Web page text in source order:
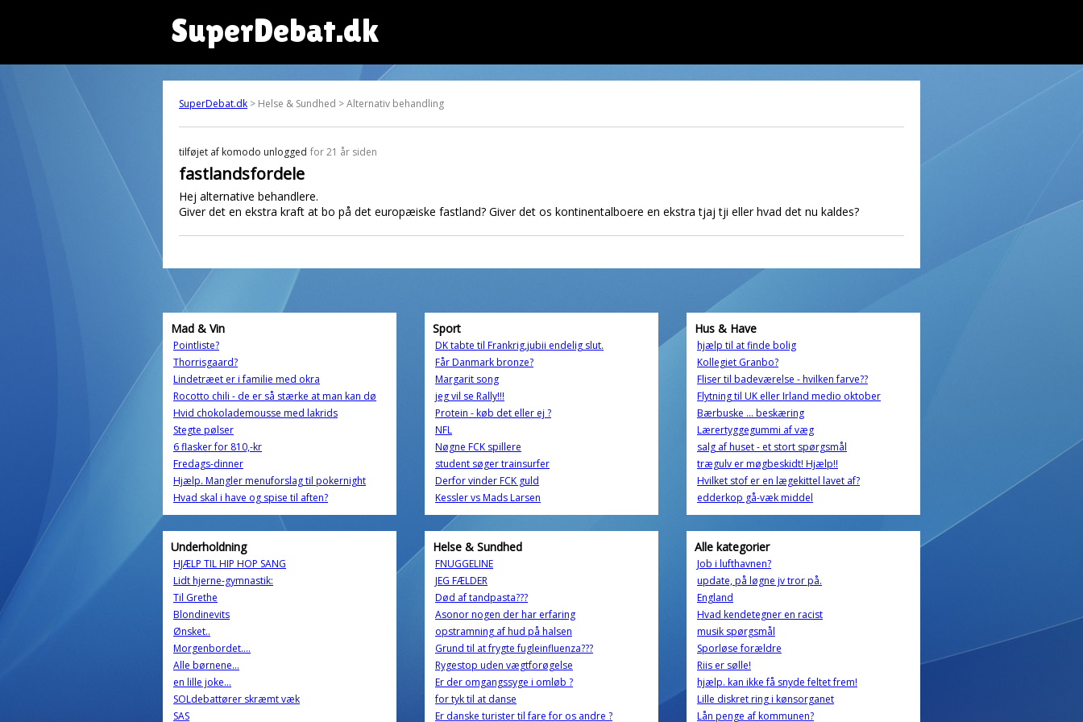
SuperDebat.dk
SuperDebat.dk > Helse & Sundhed > Alternativ behandling
tilføjet af komodo unlogged for 21 år siden
fastlandsfordele
Hej alternative behandlere.
Giver det en ekstra kraft at bo på det europæiske fastland? Giver det os kontinentalboere en ekstra tjaj tji eller hvad det nu kaldes?
Mad & Vin
Pointliste?
Thorrisgaard?
Lindetræet er i familie med okra
Rocotto chili - de er så stærke at man kan dø
Hvid chokolademousse med lakrids
Stegte pølser
6 flasker for 810,-kr
Fredags-dinner
Hjælp. Mangler menuforslag til pokernight
Hvad skal i have og spise til aften?
Sport
DK tabte til Frankrig,jubii endelig slut.
Får Danmark bronze?
Margarit song
jeg vil se Rally!!!
Protein - køb det eller ej ?
NFL
Nøgne FCK spillere
student søger trainsurfer
Derfor vinder FCK guld
Kessler vs Mads Larsen
Hus & Have
hjælp til at finde bolig
Kollegiet Granbo?
Fliser til badeværelse - hvilken farve??
Flytning til UK eller Irland medio oktober
Bærbuske ... beskæring
Lærertyggegummi af væg
salg af huset - et stort spørgsmål
trægulv er møgbeskidt! Hjælp!!
Hvilket stof er en lægekittel lavet af?
edderkop gå-væk middel
Underholdning
HJÆLP TIL HIP HOP SANG
Lidt hjerne-gymnastik:
Til Grethe
Blondinevits
Ønsket..
Morgenbordet....
Alle børnene...
en lille joke...
SOLdebattører skræmt væk
SAS
Helse & Sundhed
FNUGGELINE
JEG FÆLDER
Død af tandpasta???
Asonor nogen der har erfaring
opstramning af hud på halsen
Grund til at frygte fugleinfluenza???
Rygestop uden vægtforøgelse
Er der omgangssyge i omløb ?
for tyk til at danse
Er danske turister til fare for os andre ?
Alle kategorier
Job i lufthavnen?
update, på løgne jv tror på.
England
Hvad kendetegner en racist
musik spørgsmål
Sporløse forældre
Riis er sølle!
hjælp. kan ikke få snyde feltet frem!
Lille diskret ring i kønsorganet
Lån penge af kommunen?